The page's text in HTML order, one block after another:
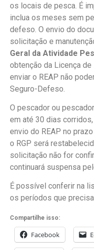
os locais de pesca. É
inclua os meses sem
defeso. O envio do
solicitação e
Geral da Atividade
obtenção da Licença de
enviar o REAP não
Seguro-Defeso.
O pescador ou
em até 30 dias
envio do REAP no
o RGP será
solicitação não for
continuará suspensa
É possível conferir na
os períodos que
Compartilhe isso:
Facebook